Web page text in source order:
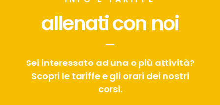
allenati con noi
Sei interessato ad una o più attività?
Scopri le tariffe e gli orari dei nostri
corsi.